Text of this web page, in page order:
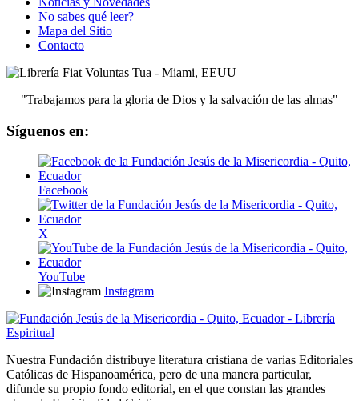
No sabes qué leer?
Mapa del Sitio
Contacto
"Trabajamos para la gloria de Dios y la salvación de las almas"
Síguenos en:
Facebook
X
YouTube
Instagram
Nuestra Fundación distribuye literatura cristiana de varias Editoriales
Católicas de Hispanoamérica, pero de una manera particular,
difunde su propio fondo editorial, en el que constan las grandes